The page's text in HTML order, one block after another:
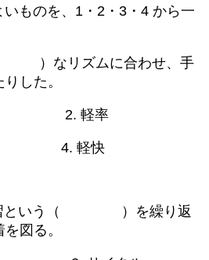
ものを、1・2・3・4 から一
）なリズムに合わせ、手
した。
軽率
軽快
習という（ ）を繰り返
図る。